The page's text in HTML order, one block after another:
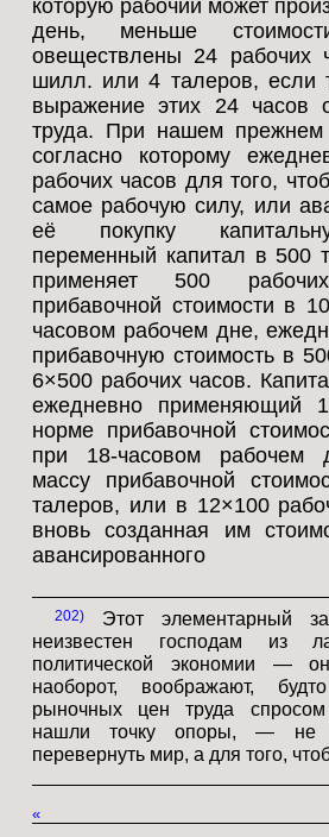
которую рабочий может
день, меньше
овеществлены 24 рабочих
шилл. или 4 талеров, если
выражение этих 24 часов
труда. При нашем прежнем
согласно которому
рабочих часов для того,
самое рабочую силу, или
её покупку
переменный капитал в 500
применяет 500
прибавочной стоимости в
часовом рабочем дне,
прибавочную стоимость в
6×500 рабочих часов.
ежедневно применяющий
норме прибавочной
при 18-часовом рабочем
массу прибавочной
талеров, или в 12×100
вновь созданная им
авансированного
202 Этот элементарный
неизвестен господам из
политической экономии —
наоборот, воображают,
рыночных цен труда
нашли точку опоры, — не
перевернуть мир, а для того,
«